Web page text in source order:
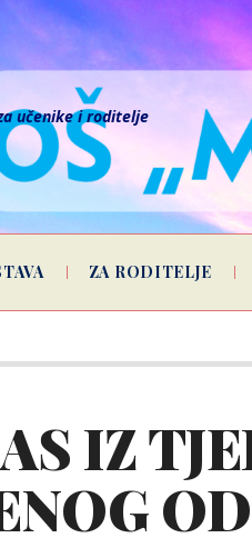
učenike i roditelje
ZA RODITELJE
IZ